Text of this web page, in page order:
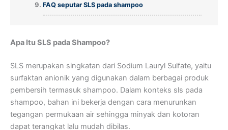
FAQ seputar SLS pada shampoo
Apa Itu SLS pada Shampoo?
SLS merupakan singkatan dari Sodium Lauryl Sulfate, yaitu
surfaktan anionik yang digunakan dalam berbagai produk
pembersih termasuk shampoo. Dalam konteks sls pada
shampoo, bahan ini bekerja dengan cara menurunkan
tegangan permukaan air sehingga minyak dan kotoran
dapat terangkat lalu mudah dibilas.